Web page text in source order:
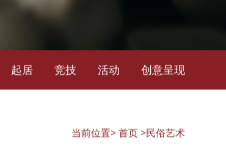
起居 竞技 活动 创意呈现